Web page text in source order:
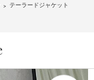
テーラードジャケット